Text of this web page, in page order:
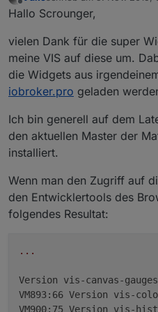
Offlinezuletzt editiert von
Hallo Scrounger,
vielen Dank für die super
meine VIS auf diese um.
die Widgets aus
iobroker.pro geladen
Ich bin generell auf dem
den aktuellen Master der
installiert.
Wenn man den Zugriff auf
den Entwicklertools des
folgendes Resultat:
...
Version vis-canvas-
VM893:66 Version vis-
VM900:75 Version vis-